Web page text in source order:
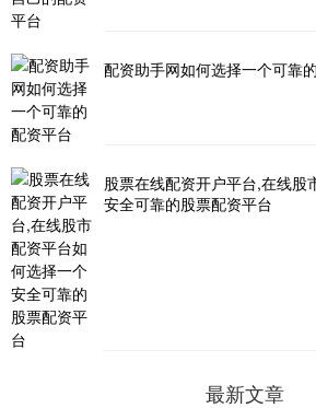
配资助手网如何选择一个可靠
股票在线配资开户平台,在线股
安全可靠的股票配资平台
最新文章